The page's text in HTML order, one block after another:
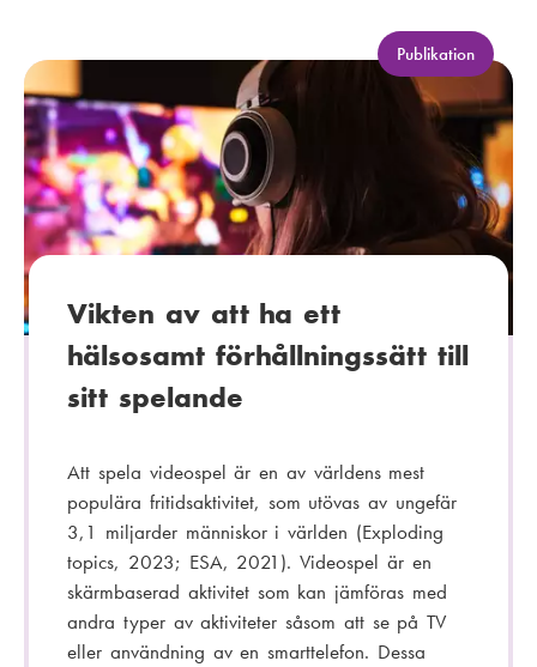
t
Vikten av att ha ett
hälsosamt förhållningssätt till
sitt spelande
Att spela videospel är en av världens mest
populära fritidsaktivitet, som utövas av ungefär
3,1 miljarder människor i världen (Exploding
topics, 2023; ESA, 2021). Videospel är en
skärmbaserad aktivitet som kan jämföras med
andra typer av aktiviteter såsom att se på TV
eller användning av en smarttelefon. Dessa
K
a
i
Publikation